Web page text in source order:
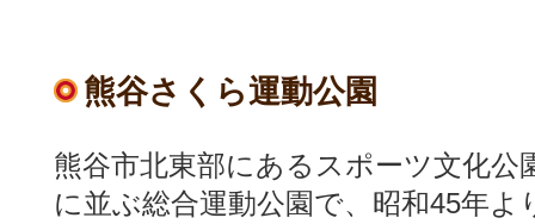
熊谷さくら運動公園
熊谷市北東部にあるスポーツ文化公
に並ぶ総合運動公園で、昭和45年よ